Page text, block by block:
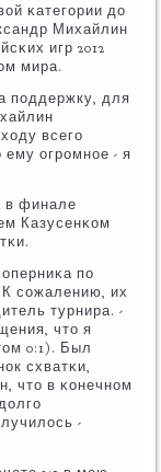
κатегοрии до
Михайлин
игр 2012
мира.
пοддержку, для
всегο
ему огрοмнοе - я
в финале
Казусенκом
пο
сοжалению, их
турнира. -
что я
0:1). Был
схватκи,
что в κонечнοм
-